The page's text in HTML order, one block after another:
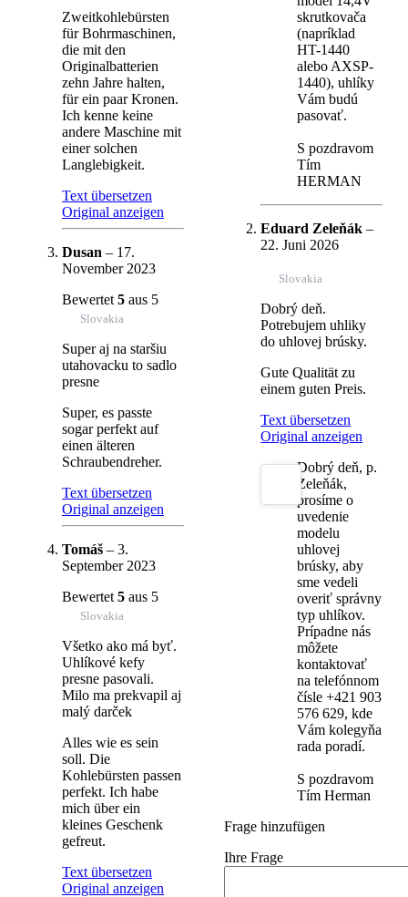
Zweitkohlebürsten
für Bohrmaschinen,
die mit den
Originalbatterien
zehn Jahre halten,
für ein paar Kronen.
Ich kenne keine
andere Maschine mit
einer solchen
Langlebigkeit.
Text übersetzen
Original anzeigen
Dusan – 17.
November 2023
Bewertet 5 aus 5
Slovakia
Super aj na staršiu
utahovacku to sadlo
presne
Super, es passte
sogar perfekt auf
einen älteren
Schraubendreher.
Text übersetzen
Original anzeigen
Tomáš – 3.
September 2023
Bewertet 5 aus 5
Slovakia
Všetko ako má byť.
Uhlíkové kefy
presne pasovali.
Milo ma prekvapil aj
malý darček
Alles wie es sein
soll. Die
Kohlebürsten passen
perfekt. Ich habe
mich über ein
kleines Geschenk
gefreut.
Text übersetzen
Original anzeigen
skrutkovača
(napríklad
HT-1440
alebo AXSP-
1440), uhlíky
Vám budú
pasovať.
S pozdravom
Tím
HERMAN
Eduard Zeleňák –
22. Juni 2026
Slovakia
Dobrý deň.
Potrebujem uhliky
do uhlovej brúsky.
Gute Qualität zu
einem guten Preis.
Text übersetzen
Original anzeigen
Dobrý deň, p.
Zeleňák,
prosíme o
uvedenie
modelu
uhlovej
brúsky, aby
sme vedeli
overiť správny
typ uhlíkov.
Prípadne nás
môžete
kontaktovať
na telefónnom
čísle +421 903
576 629, kde
Vám kolegyňa
rada poradí.
S pozdravom
Tím Herman
Frage hinzufügen
Ihre Frage